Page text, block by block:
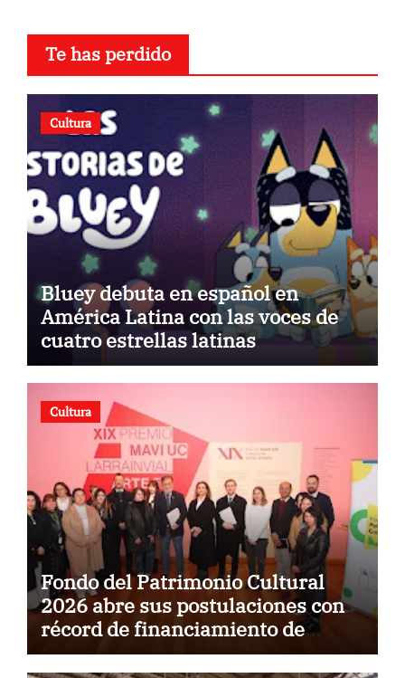
Te has perdido
Cultura
Bluey debuta en español en
América Latina con las voces de
cuatro estrellas latinas
Cultura
Fondo del Patrimonio Cultural
2026 abre sus postulaciones con
récord de financiamiento de
$5.500 millones